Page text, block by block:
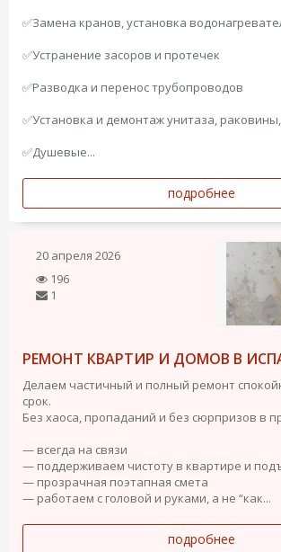
✅Замена кранов, установка
✅Устранение засоров и протечек
✅Разводка и перенос трубопроводов
✅Установка и демонтаж унитаза,
✅Душевые...
подробнее
20 апреля 2026
196
1
РЕМОНТ КВАРТИР И ДОМОВ В
Делаем частичный и полный ремонт
срок.
Без хаоса, пропаданий и без сюрпризов в
— всегда на связи
— поддерживаем чистоту в квартире и
— прозрачная поэтапная смета
— работаем с головой и руками, а не “как...
подробнее